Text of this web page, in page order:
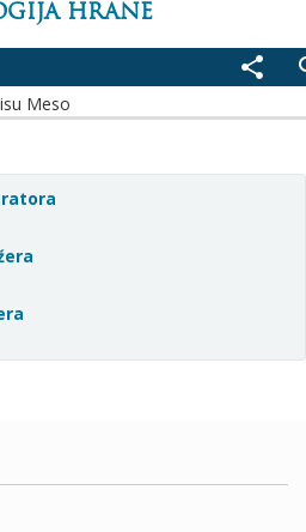
HRANE
share
Meso